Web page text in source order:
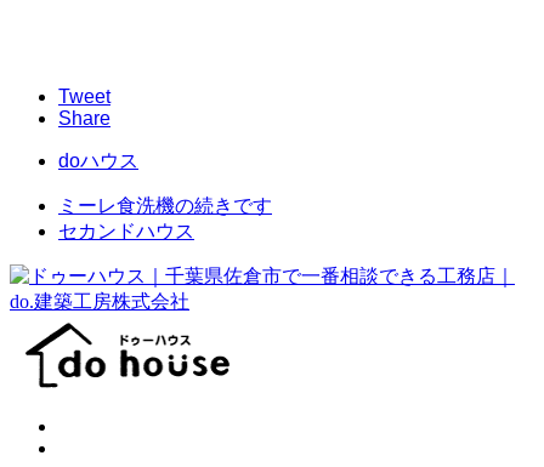
Tweet
Share
doハウス
ミーレ食洗機の続きです
セカンドハウス